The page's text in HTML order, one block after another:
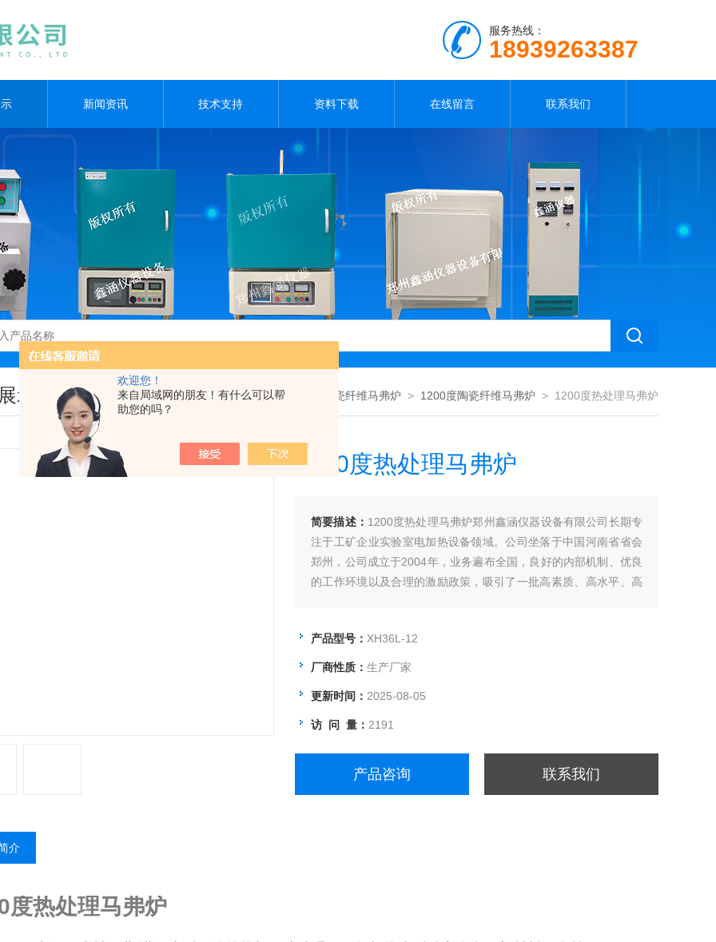
欢迎您！
来自局域网的朋友！有什么可以帮
助您的吗？
服务热线：
18939263387
新闻资讯 技术支持 资料下载 在线留言 联系我们
示 您现在的位置： 首页>产品展示 陶瓷纤维马弗炉 > 1200度陶瓷纤维马弗炉 > 1200度热处理马弗炉
1200度热处理马弗炉
简要描述： 1200度热处理马弗炉郑州鑫涵仪器设备有限公司长期专
注于工矿企业实验室电加热设备领域。公司坐落于中国河南省省会
郑州，公司成立于2004年，业务遍布全国，良好的内部机制、优良
的工作环境以及合理的激励政策，吸引了一批高素质、高水平、高
产品型号： XH36L-12
厂商性质： 生产厂家
更新时间： 2025-08-05
访 问 量： 2191
产品咨询 联系我们
介
度热处理马弗炉